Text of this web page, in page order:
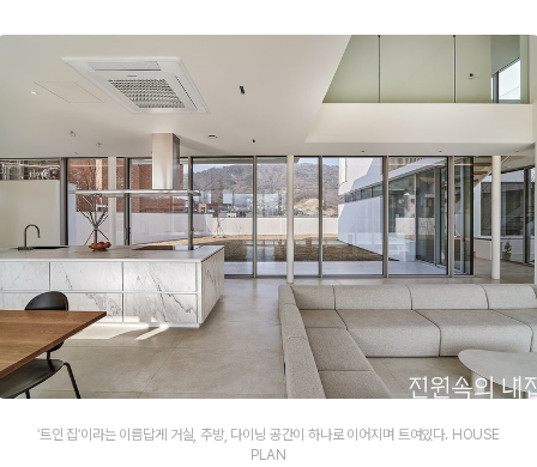
‘트인 집’이라는 이름답게 거실, 주방, 다이닝 공간이 하나로 이어지며 트여있다. HOUSE
PLAN